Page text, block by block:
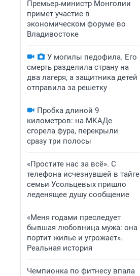
Премьер‑министр Монголии
примет участие в
экономическом форуме во
Владивостоке
У могилы педофила. Его
смерть разделила страну на
два лагеря, а защитника детей
отправила за решетку
Пробка длиной 9
километров: на МКАДе
сгорела фура, перекрыли
сразу три полосы
«Простите нас за всё». С
телефона исчезнувшей в тайге
семьи Усольцевых пришло
леденящее душу сообщение
«Меня годами преследует
бывшая любовница мужа: она
портит жилье и угрожает».
Реальная история
Чемпионка по фитнесу впала